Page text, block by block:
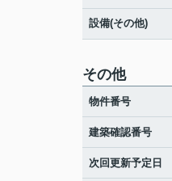
設備(その他)
その他
物件番号
建築確認番号
次回更新予定日